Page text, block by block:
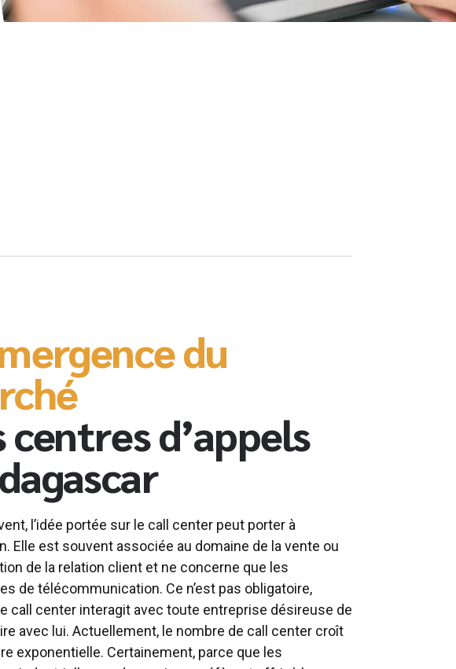
du
centres d’appels
l’idée portée sur le call center peut porter à
Elle est souvent associée au domaine de la vente ou
de la relation client et ne concerne que les
de télécommunication. Ce n’est pas obligatoire,
call center interagit avec toute entreprise désireuse de
avec lui. Actuellement, le nombre de call center croît
exponentielle. Certainement, parce que les